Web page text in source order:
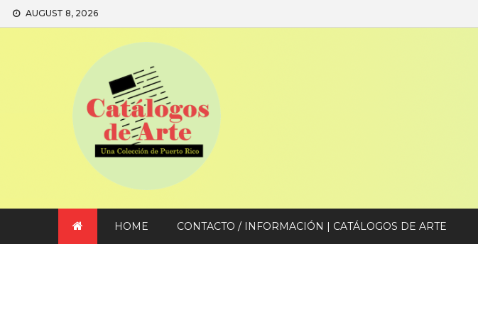
Skip
AUGUST 8, 2026
HOME CONTACTO / INFORMACIÓN | CATÁLOGOS DE ARTE